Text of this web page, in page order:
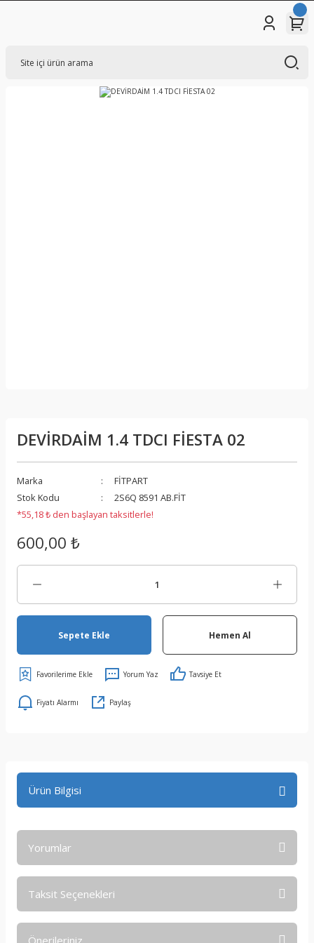
DEVİRDAİM 1.4 TDCI FİESTA 02
Marka
FİTPART
Stok Kodu
2S6Q 8591 AB.FİT
*55,18 ₺ den başlayan taksitlerle!
600,00 ₺
Sepete Ekle Hemen Al
Yorum Yaz Tavsiye Et
Fiyatı Alarmı Paylaş
Ürün Bilgisi
Yorumlar
Taksit Seçenekleri
Önerileriniz